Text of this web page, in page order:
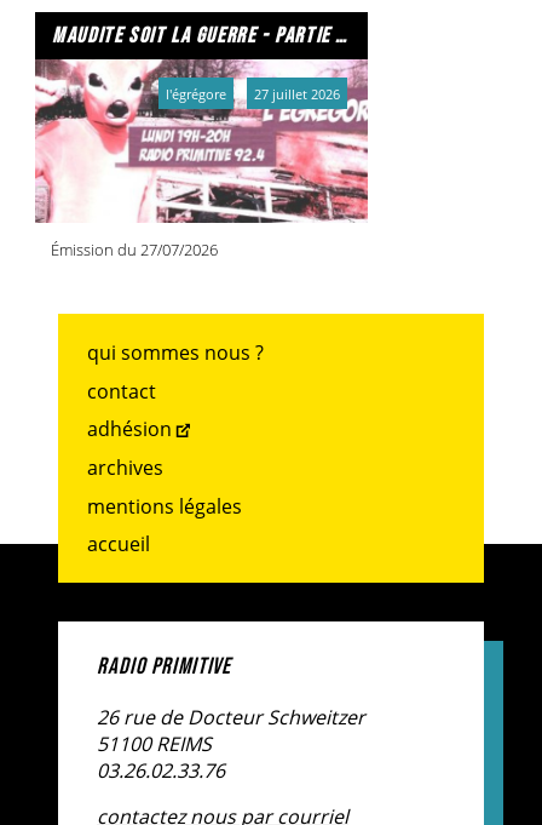
maudite soit la guerre - partie 1/2
Émission du 27/07/2026
l'égrégore 27 juillet 2026
qui sommes nous ?
contact
adhésion
archives
mentions légales
accueil
RADIO PRIMITIVE
26 rue de Docteur Schweitzer
51100 REIMS
03.26.02.33.76
contactez nous par courriel